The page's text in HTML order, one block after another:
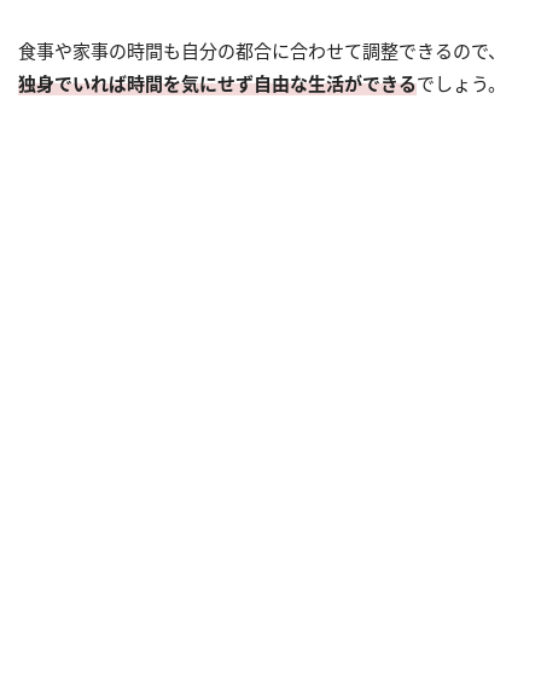
食事や家事の時間も自分の都合に合わせて調整できるので、
独身でいれば時間を気にせず自由な生活ができるでしょう。